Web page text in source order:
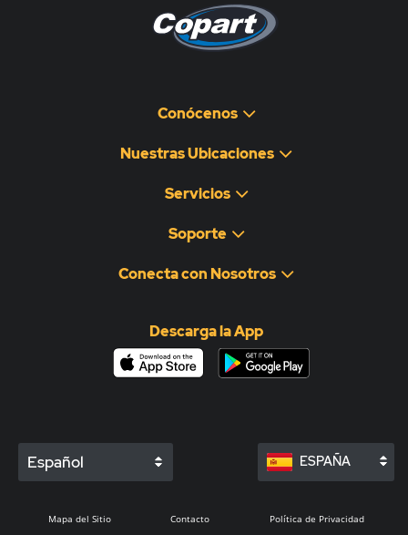
Conócenos
Nuestras Ubicaciones
Servicios
Soporte
Conecta con Nosotros
Descarga la App
Español ESPAÑA
Mapa del Sitio Contacto Política de Privacidad